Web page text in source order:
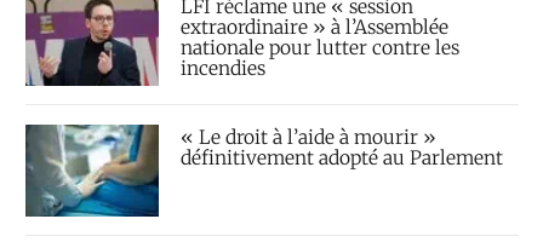
LFI réclame une « session
extraordinaire » à l’Assemblée
nationale pour lutter contre les
incendies
« Le droit à l’aide à mourir »
définitivement adopté au Parlement